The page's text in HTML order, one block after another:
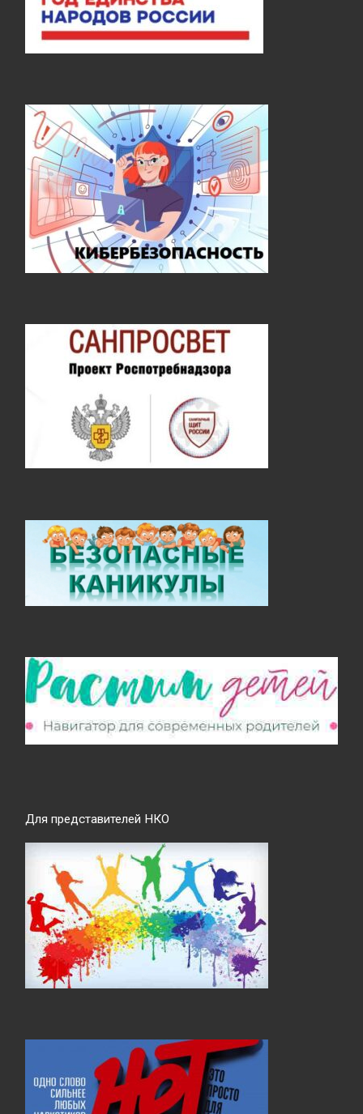
Для представителей НКО